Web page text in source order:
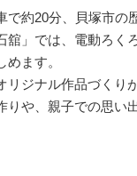
で約20分、貝塚市の
舘」では、電動ろく
めます。
リジナル作品づくり
りや、親子での思い